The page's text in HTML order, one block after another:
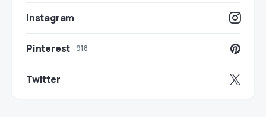
Instagram
Pinterest 918
Twitter